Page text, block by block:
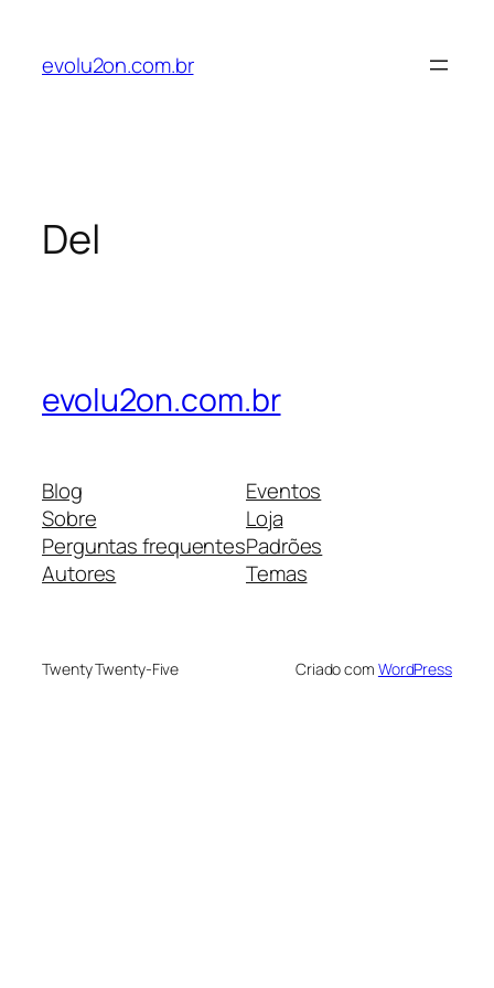
evolu2on.com.br
Del
evolu2on.com.br
Blog
Sobre
Perguntas frequentes
Autores
Eventos
Loja
Padrões
Temas
Twenty Twenty-Five Criado com WordPress